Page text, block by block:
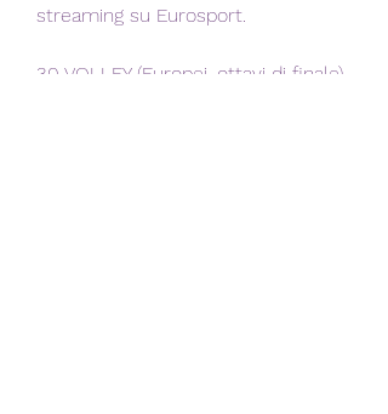
streaming su Eurosport.
30 VOLLEY (Europei, ottavi di finale)